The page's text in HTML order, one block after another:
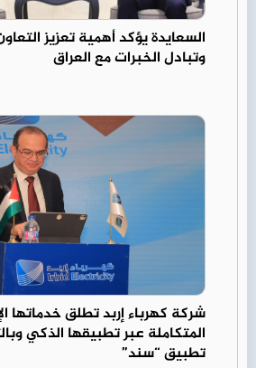
السعايدة يؤكد أهمية تعزيز
وتبادل الخبرات مع العراق
شركة كهرباء إربد تطلق خدماتها
المتكاملة عبر تطبيقها الذكي
تطبيق “سند”